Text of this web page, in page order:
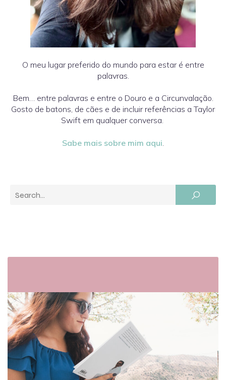
O meu lugar preferido do mundo para estar é entre
palavras.
Bem… entre palavras e entre o Douro e a Circunvalação.
Gosto de batons, de cães e de incluir referências a Taylor
Swift em qualquer conversa.
Sabe mais sobre mim aqui.